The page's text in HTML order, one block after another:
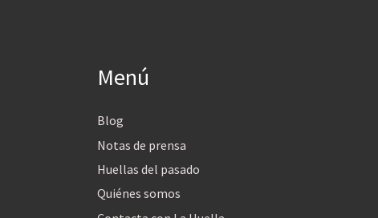
Menú
Blog
Notas de prensa
Huellas del pasado
Quiénes somos